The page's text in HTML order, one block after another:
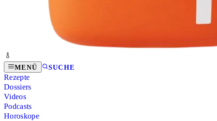
MENÜ SUCHE
Rezepte
Dossiers
Videos
Podcasts
Horoskope